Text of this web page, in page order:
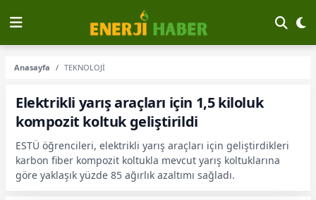
Anasayfa TEKNOLOJİ
Elektrikli yarış araçları için 1,5 kiloluk
kompozit koltuk geliştirildi
ESTÜ öğrencileri, elektrikli yarış araçları için geliştirdikleri
karbon fiber kompozit koltukla mevcut yarış koltuklarına
göre yaklaşık yüzde 85 ağırlık azaltımı sağladı.